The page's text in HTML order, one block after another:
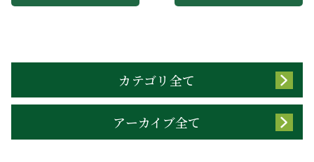
カテゴリ全て
アーカイブ全て